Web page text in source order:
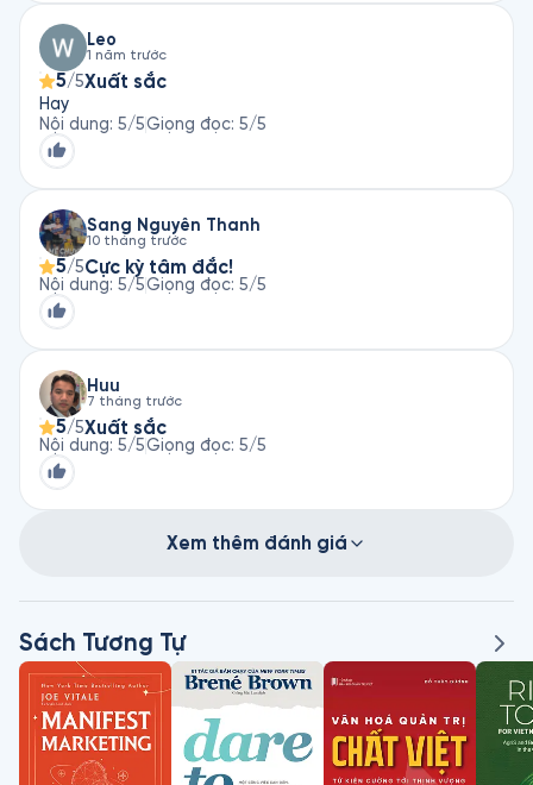
Leo
1 năm trước
5/5Xuất sắc
Hay
Nội dung: 5/5Giọng đọc: 5/5
Sang Nguyễn Thanh
10 tháng trước
5/5Cực kỳ tâm đắc!
Nội dung: 5/5Giọng đọc: 5/5
Huu
7 tháng trước
5/5Xuất sắc
Nội dung: 5/5Giọng đọc: 5/5
Xem thêm đánh giá
Sách Tương Tự